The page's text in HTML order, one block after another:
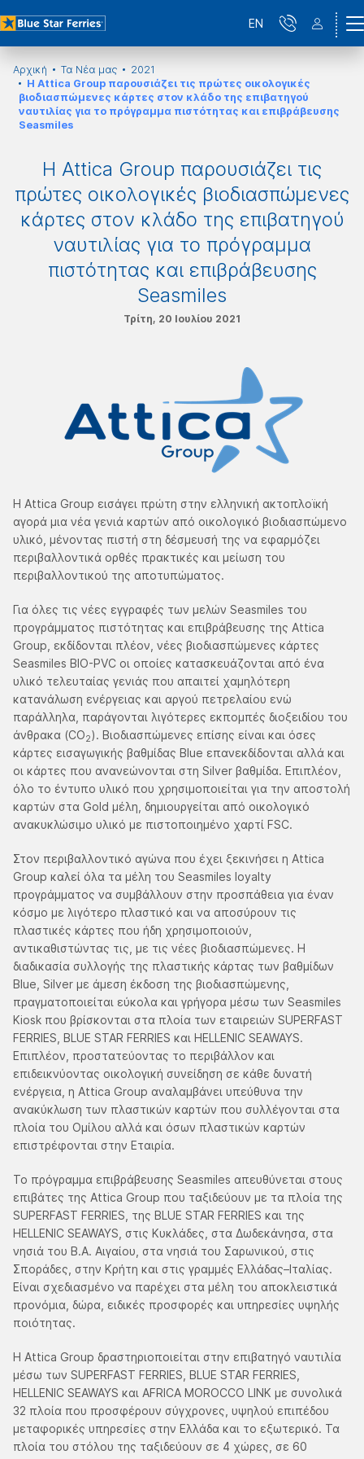
EN
Αρχική Τα Νέα μας
2021
Η Attica Group παρουσιάζει τις πρώτες οικολογικές
βιοδιασπώμενες κάρτες στον κλάδο της επιβατηγού
ναυτιλίας για το πρόγραμμα πιστότητας και επιβράβευσης
Seasmiles
Η Attica Group παρουσιάζει τις
πρώτες οικολογικές βιοδιασπώμενες
κάρτες στον κλάδο της επιβατηγού
ναυτιλίας για το πρόγραμμα
πιστότητας και επιβράβευσης
Seasmiles
Τρίτη, 20 Ιουλίου 2021
Η Attica Group εισάγει πρώτη στην ελληνική ακτοπλοϊκή
αγορά μια νέα γενιά καρτών από οικολογικό βιοδιασπώμενο
υλικό, μένοντας πιστή στη δέσμευσή της να εφαρμόζει
περιβαλλοντικά ορθές πρακτικές και μείωση του
περιβαλλοντικού της αποτυπώματος.
Για όλες τις νέες εγγραφές των μελών Seasmiles του
προγράμματος πιστότητας και επιβράβευσης της Attica
Group, εκδίδονται πλέον, νέες βιοδιασπώμενες κάρτες
Seasmiles BIO-PVC οι οποίες κατασκευάζονται από ένα
υλικό τελευταίας γενιάς που απαιτεί χαμηλότερη
κατανάλωση ενέργειας και αργού πετρελαίου ενώ
παράλληλα, παράγονται λιγότερες εκπομπές διοξειδίου του
άνθρακα (CO2). Βιοδιασπώμενες επίσης είναι και όσες
κάρτες εισαγωγικής βαθμίδας Blue επανεκδίδονται αλλά και
οι κάρτες που ανανεώνονται στη Silver βαθμίδα. Επιπλέον,
όλο το έντυπο υλικό που χρησιμοποιείται για την αποστολή
καρτών στα Gold μέλη, δημιουργείται από οικολογικό
ανακυκλώσιμο υλικό με πιστοποιημένο χαρτί FSC.
Στον περιβαλλοντικό αγώνα που έχει ξεκινήσει η Attica
Group καλεί όλα τα μέλη του Seasmiles loyalty
προγράμματος να συμβάλλουν στην προσπάθεια για έναν
κόσμο με λιγότερο πλαστικό και να αποσύρουν τις
πλαστικές κάρτες που ήδη χρησιμοποιούν,
αντικαθιστώντας τις, με τις νέες βιοδιασπώμενες. Η
διαδικασία συλλογής της πλαστικής κάρτας των βαθμίδων
Blue, Silver με άμεση έκδοση της βιοδιασπώμενης,
πραγματοποιείται εύκολα και γρήγορα μέσω των Seasmiles
Kiosk που βρίσκονται στα πλοία των εταιρειών SUPERFAST
FERRIES, BLUE STAR FERRIES και HELLENIC SEAWAYS.
Επιπλέον, προστατεύοντας το περιβάλλον και
επιδεικνύοντας οικολογική συνείδηση σε κάθε δυνατή
ενέργεια, η Attica Group αναλαμβάνει υπεύθυνα την
ανακύκλωση των πλαστικών καρτών που συλλέγονται στα
πλοία του Ομίλου αλλά και όσων πλαστικών καρτών
επιστρέφονται στην Εταιρία.
Το πρόγραμμα επιβράβευσης Seasmiles απευθύνεται στους
επιβάτες της Attica Group που ταξιδεύουν με τα πλοία της
SUPERFAST FERRIES, της BLUE STAR FERRIES και της
HELLENIC SEAWAYS, στις Κυκλάδες, στα Δωδεκάνησα, στα
νησιά του Β.Α. Αιγαίου, στα νησιά του Σαρωνικού, στις
Σποράδες, στην Κρήτη και στις γραμμές Ελλάδας–Ιταλίας.
Είναι σχεδιασμένο να παρέχει στα μέλη του αποκλειστικά
προνόμια, δώρα, ειδικές προσφορές και υπηρεσίες υψηλής
ποιότητας.
H Attica Group δραστηριοποιείται στην επιβατηγό ναυτιλία
μέσω των SUPERFAST FERRIES, BLUE STAR FERRIES,
HELLENIC SEAWAYS και AFRICA MOROCCO LINK με συνολικά
32 πλοία που προσφέρουν σύγχρονες, υψηλού επιπέδου
μεταφορικές υπηρεσίες στην Ελλάδα και το εξωτερικό. Τα
πλοία του στόλου της ταξιδεύουν σε 4 χώρες, σε 60